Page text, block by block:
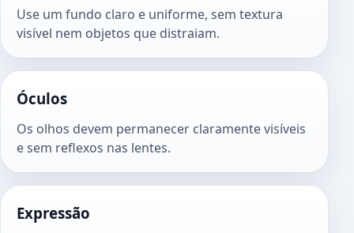
Use um fundo claro e uniforme, sem textura
visível nem objetos que distraiam.
Óculos
Os olhos devem permanecer claramente visíveis
e sem reflexos nas lentes.
Expressão